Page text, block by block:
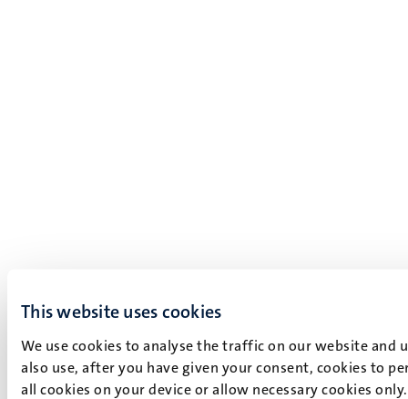
This website uses cookies
We use cookies to analyse the traffic on our website and
also use, after you have given your consent, cookies to
all cookies on your device or allow necessary cookies